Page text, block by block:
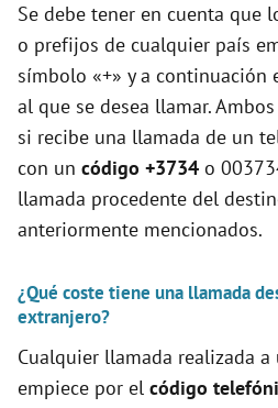
Se debe tener en cuenta que
o prefijos de cualquier país
símbolo «+» y a
al que se desea llamar.
si recibe una llamada de un
con un código +3734 o
llamada procedente del
anteriormente mencionados.
¿Qué coste tiene una llamada
extranjero?
Cualquier llamada realizada
empiece por el código